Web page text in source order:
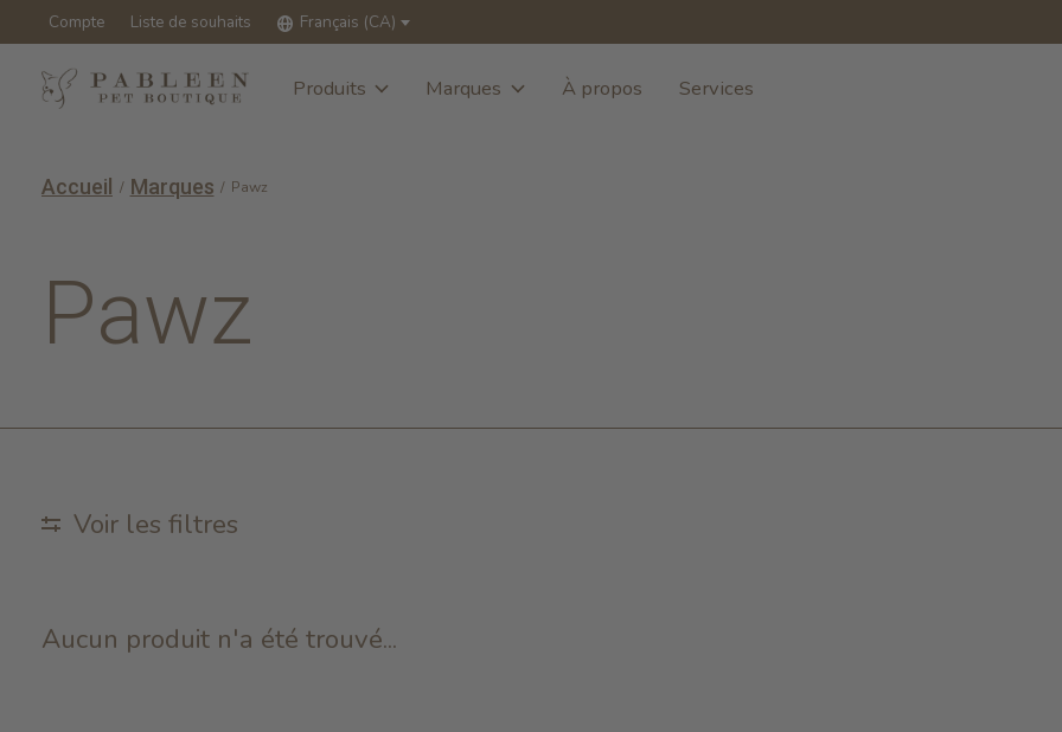
Compte Liste de souhaits Français (CA)
Produits Marques À propos Services
Accueil / Marques / Pawz
Pawz
Voir les filtres
Aucun produit n'a été trouvé...